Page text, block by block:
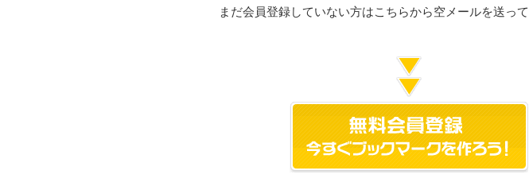
まだ会員登録していない方はこちらから空メールを送っ